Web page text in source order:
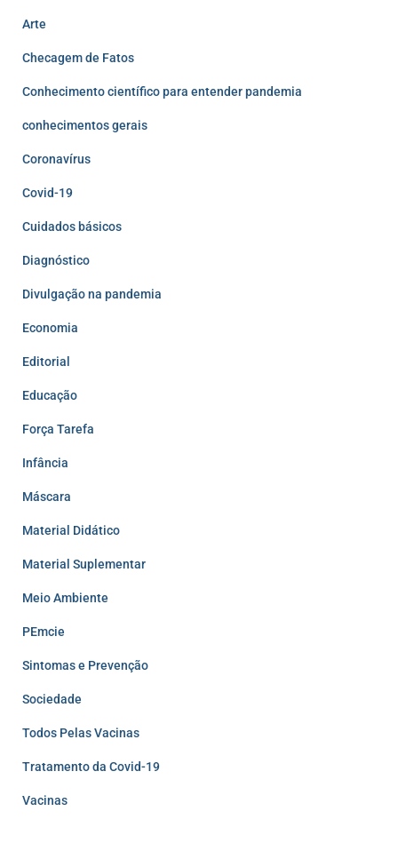
Arte
Checagem de Fatos
Conhecimento científico para entender pandemia
conhecimentos gerais
Coronavírus
Covid-19
Cuidados básicos
Diagnóstico
Divulgação na pandemia
Economia
Editorial
Educação
Força Tarefa
Infância
Máscara
Material Didático
Material Suplementar
Meio Ambiente
PEmcie
Sintomas e Prevenção
Sociedade
Todos Pelas Vacinas
Tratamento da Covid-19
Vacinas